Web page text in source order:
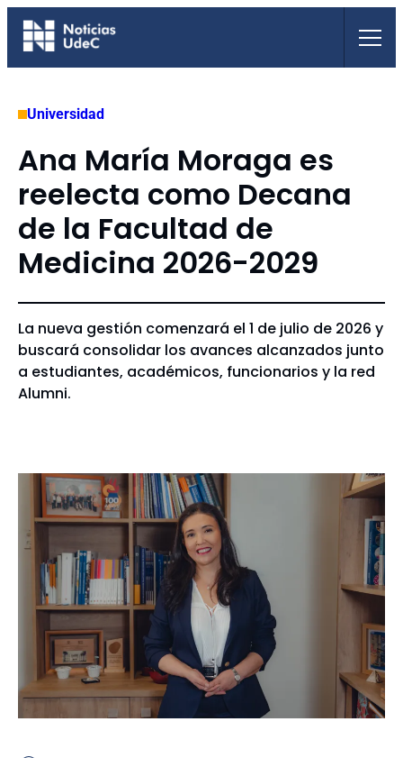
Saltar
Universidad
Ana María Moraga es
reelecta como Decana
de la Facultad de
Medicina 2026-2029
La nueva gestión comenzará el 1 de julio de 2026 y
buscará consolidar los avances alcanzados junto
a estudiantes, académicos, funcionarios y la red
Alumni.